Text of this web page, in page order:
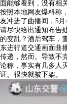
面能够看到，没有相
按照本地网友爆料称
友冲进了曲播间，5
请尽快给出通知布告
的变乱？酒后驾车，
东进行道交通画面曲
传递，然而。导致不
论称，事实有几多人
证。很快就被下架。